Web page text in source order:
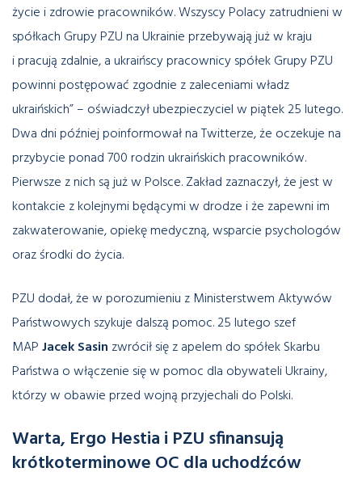
życie i zdrowie pracowników. Wszyscy Polacy zatrudnieni w
spółkach Grupy PZU na Ukrainie przebywają już w kraju
i pracują zdalnie, a ukraińscy pracownicy spółek Grupy PZU
powinni postępować zgodnie z zaleceniami władz
ukraińskich” – oświadczył ubezpieczyciel w piątek 25 lutego.
Dwa dni później poinformował na Twitterze, że oczekuje na
przybycie ponad 700 rodzin ukraińskich pracowników.
Pierwsze z nich są już w Polsce. Zakład zaznaczył, że jest w
kontakcie z kolejnymi będącymi w drodze i że zapewni im
zakwaterowanie, opiekę medyczną, wsparcie psychologów
oraz środki do życia.
PZU dodał, że w porozumieniu z Ministerstwem Aktywów
Państwowych szykuje dalszą pomoc. 25 lutego szef
MAPJacek Sasin zwrócił się z apelem do spółek Skarbu
Państwa o włączenie się w pomoc dla obywateli Ukrainy,
którzy w obawie przed wojną przyjechali do Polski.
Warta, Ergo Hestia i PZU sfinansują
krótkoterminowe OC dla uchodźców